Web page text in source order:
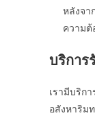
หลังจา
ความต้
บริการ
เรามีบริกา
อสังหาริม